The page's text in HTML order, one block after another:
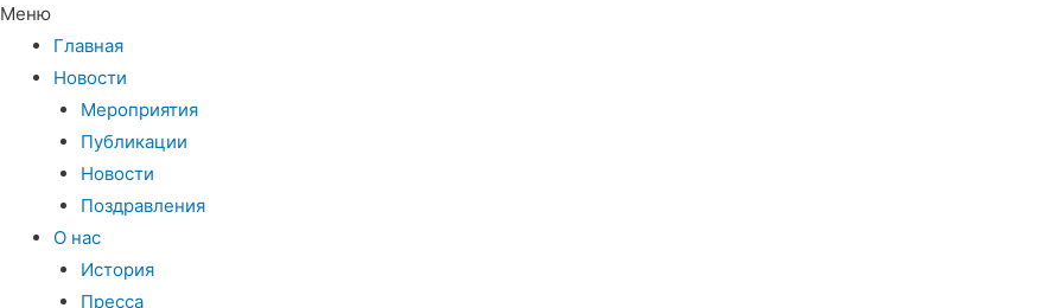
Меню
Главная
Новости
Мероприятия
Публикации
Новости
Поздравления
О нас
История
Пресса